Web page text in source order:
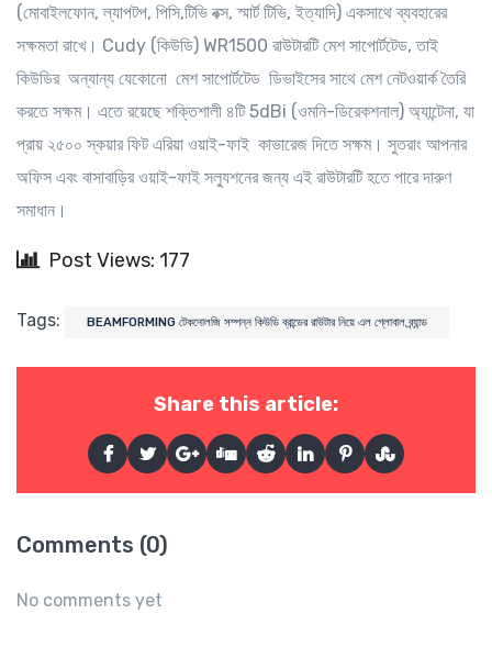
(মোবাইলফোন, ল্যাপটপ, পিসি,টিভি বক্স, স্মার্ট টিভি, ইত্যাদি) একসাথে ব্যবহারের
সক্ষমতা রাখে। Cudy (কিউডি) WR1500 রাউটারটি মেশ সাপোর্টটেড, তাই
কিউডির অন্যান্য যেকোনো মেশ সাপোর্টটেড ডিভাইসের সাথে মেশ নেটওয়ার্ক তৈরি
করতে সক্ষম। এতে রয়েছে শক্তিশালী ৪টি 5dBi (ওমনি-ডিরেকশনাল) অ্যান্টেনা, যা
প্রায় ২৫০০ স্কয়ার ফিট এরিয়া ওয়াই-ফাই কাভারেজ দিতে সক্ষম। সুতরাং আপনার
অফিস এবং বাসাবাড়ির ওয়াই-ফাই সল্যুশনের জন্য এই রাউটারটি হতে পারে দারুণ
সমাধান।
Post Views: 177
Tags: BEAMFORMING টেকনোলজি সম্পন্ন কিউডি ব্রান্ডের রাউটার নিয়ে এল গ্লোবাল ব্র্যান্ড
Share this article:
Comments (0)
No comments yet